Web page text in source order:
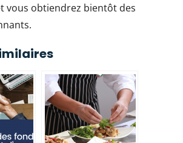
vous obtiendrez bientôt des